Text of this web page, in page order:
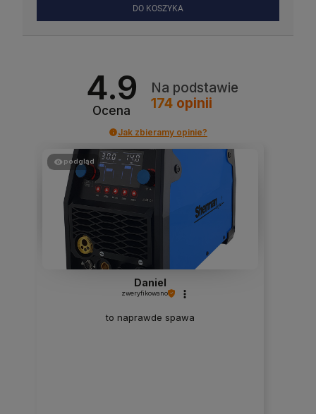
DO KOSZYKA
4.9
Ocena
Na podstawie
174opinii
Jak zbieramy opinie?
podgląd
Daniel
zweryfikowano
to naprawde spawa